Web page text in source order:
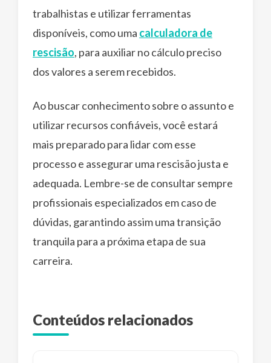
trabalhistas e utilizar ferramentas
disponíveis, como uma calculadora de
rescisão, para auxiliar no cálculo preciso
dos valores a serem recebidos.
Ao buscar conhecimento sobre o assunto e
utilizar recursos confiáveis, você estará
mais preparado para lidar com esse
processo e assegurar uma rescisão justa e
adequada. Lembre-se de consultar sempre
profissionais especializados em caso de
dúvidas, garantindo assim uma transição
tranquila para a próxima etapa de sua
carreira.
Conteúdos relacionados